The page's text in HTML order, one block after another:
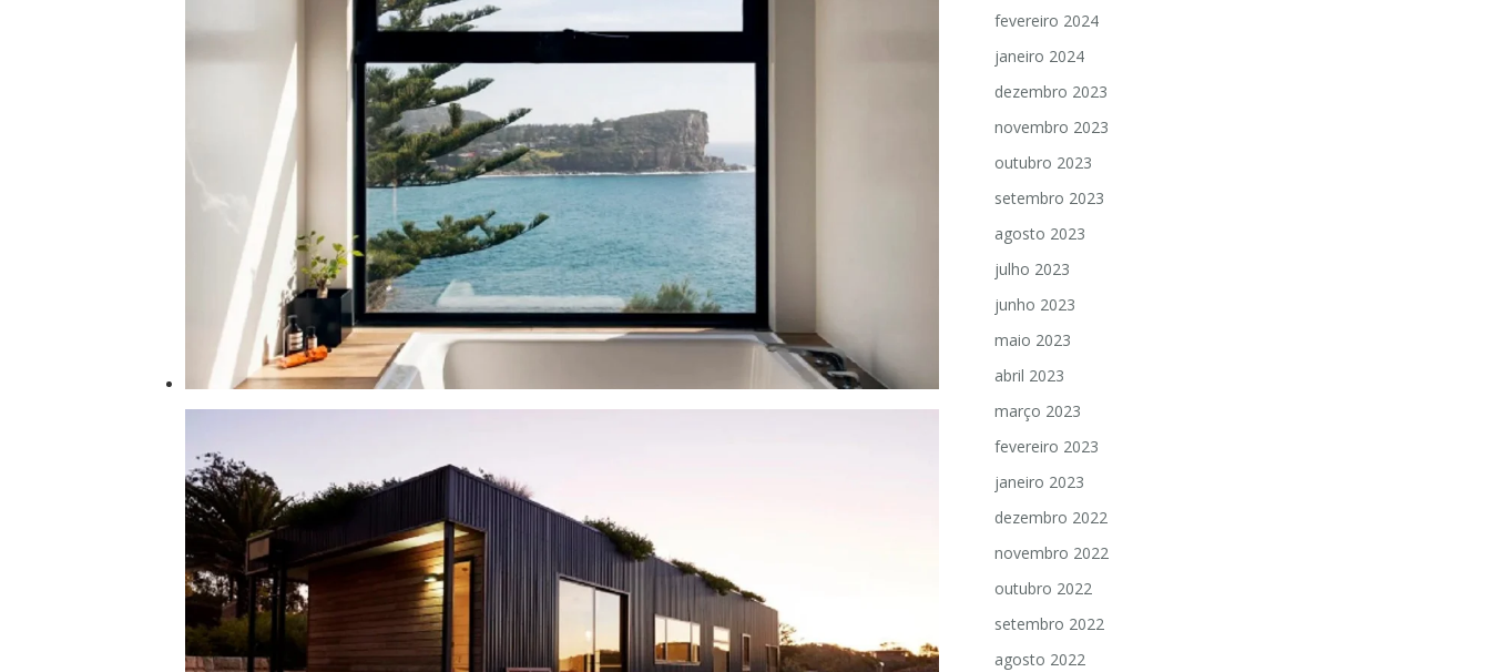
fevereiro 2024
janeiro 2024
dezembro 2023
novembro 2023
outubro 2023
setembro 2023
agosto 2023
julho 2023
junho 2023
maio 2023
abril 2023
março 2023
fevereiro 2023
janeiro 2023
dezembro 2022
novembro 2022
outubro 2022
setembro 2022
agosto 2022